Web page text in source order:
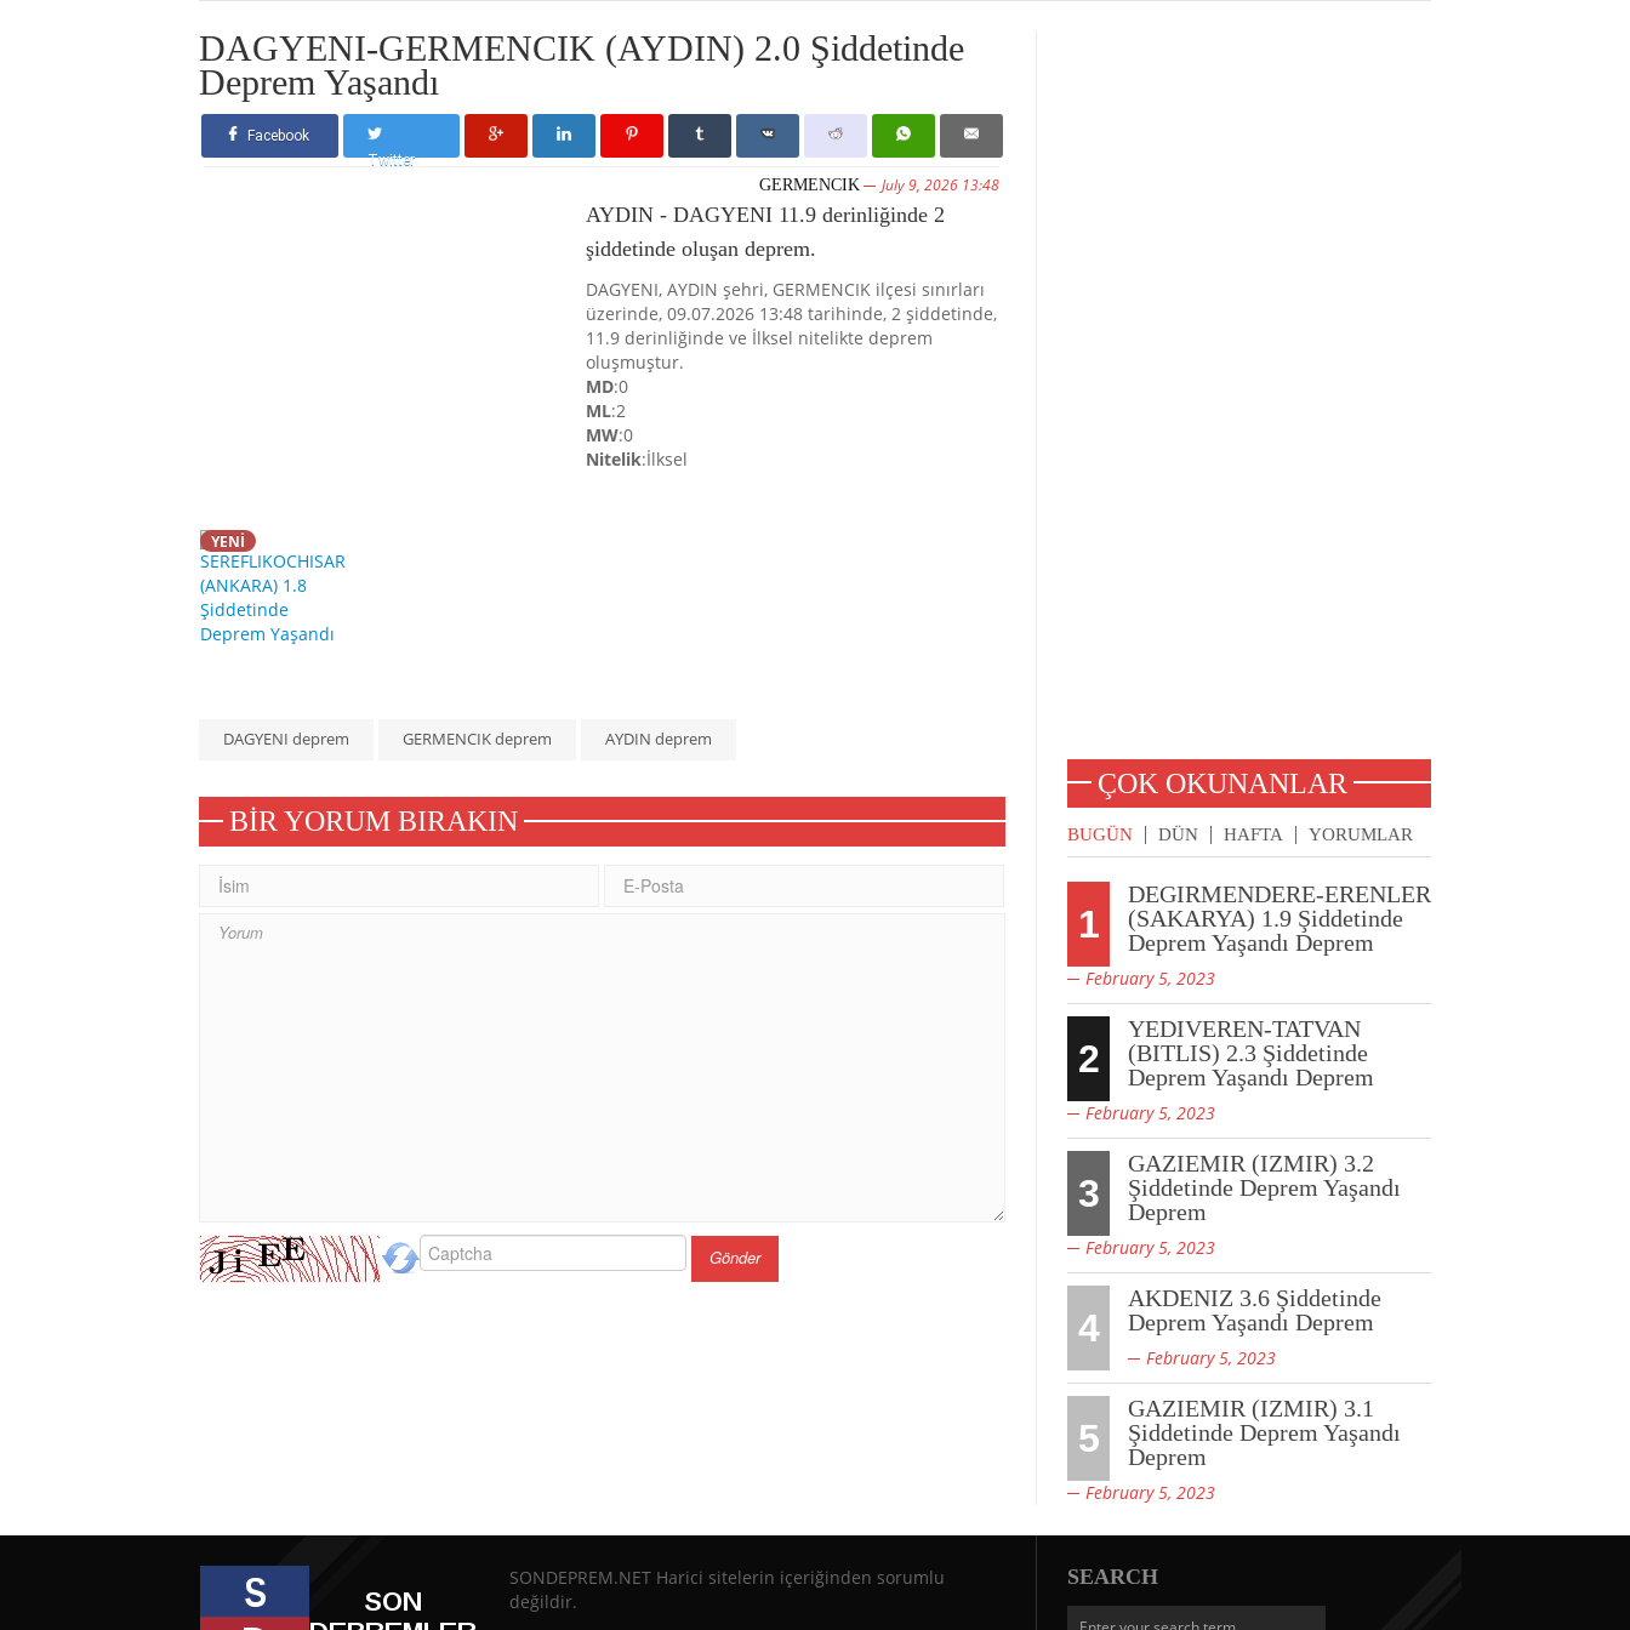
DAGYENI-GERMENCIK (AYDIN) 2.0 Şiddetinde
Deprem Yaşandı
Facebook
Twitter
GERMENCIK July 9, 2026 13:48
AYDIN - DAGYENI 11.9 derinliğinde 2
şiddetinde oluşan deprem.
DAGYENI, AYDIN şehri, GERMENCIK ilçesi sınırları
üzerinde, 09.07.2026 13:48 tarihinde, 2 şiddetinde,
11.9 derinliğinde ve İlksel nitelikte deprem
oluşmuştur.
MD:0
ML:2
MW:0
Nitelik:İlksel
YENİ
DAGYENI deprem GERMENCIK deprem AYDIN deprem
BIR YORUM BIRAKIN
ÇOK OKUNANLAR
BUGÜN DÜN HAFTA YORUMLAR
1
DEGIRMENDERE-ERENLER
(SAKARYA) 1.9 Şiddetinde
Deprem Yaşandı Deprem
February 5, 2023
2
YEDIVEREN-TATVAN
(BITLIS) 2.3 Şiddetinde
Deprem Yaşandı Deprem
February 5, 2023
3
GAZIEMIR (IZMIR) 3.2
Şiddetinde Deprem Yaşandı
Deprem
February 5, 2023
4
AKDENIZ 3.6 Şiddetinde
Deprem Yaşandı Deprem
February 5, 2023
5
GAZIEMIR (IZMIR) 3.1
Şiddetinde Deprem Yaşandı
Deprem
February 5, 2023
SONDEPREM.NET Harici sitelerin içeriğinden sorumlu
değildir.
SEARCH